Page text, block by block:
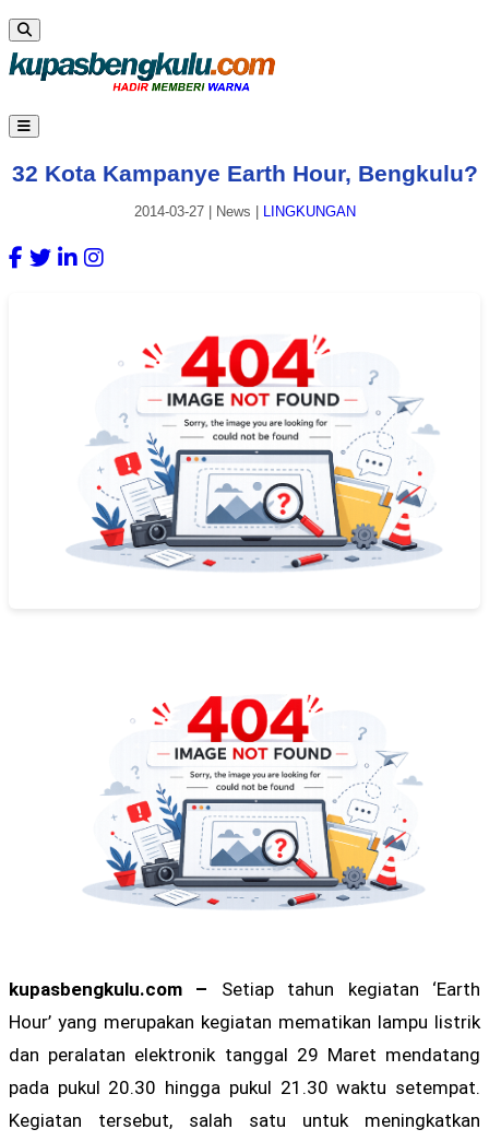
32 Kota Kampanye Earth Hour, Bengkulu?
2014-03-27| News LINGKUNGAN
kupasbengkulu.com – Setiap tahun kegiatan ‘Earth
Hour’ yang merupakan kegiatan mematikan lampu listrik
dan peralatan elektronik tanggal 29 Maret mendatang
pada pukul 20.30 hingga pukul 21.30 waktu setempat.
Kegiatan tersebut, salah satu untuk meningkatkan